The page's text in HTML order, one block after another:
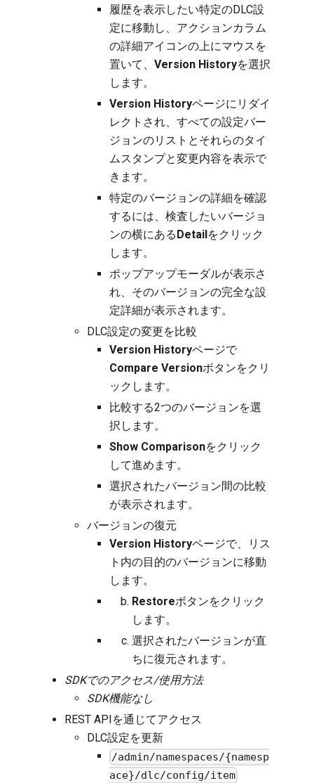
履歴を表示したい特定のDLC設
定に移動し、アクションカラム
の詳細アイコンの上にマウスを
置いて、 Version Historyを選択
します。
Version Historyページにリダイ
レクトされ、すべての設定バー
ジョンのリストとそれらのタイ
ムスタンプと変更内容を表示で
きます。
特定のバージョンの詳細を確認
するには、検査したいバージョ
ンの横にある Detail をクリック
します。
ポップアップモーダルが表示さ
れ、そのバージョンの完全な設
定詳細が表示されます。
DLC設定の変更を比較
Version Historyページで
Compare Versionボタンをクリ
ックします。
比較する2つのバージョンを選
択します。
Show Comparisonをクリック
して進めます。
選択されたバージョン間の比較
が表示されます。
バージョンの復元
Version Historyページで、リス
ト内の目的のバージョンに移動
します。
Restoreボタンをクリック
します。
選択されたバージョンが直
ちに復元されます。
SDKでのアクセス/使用方法
SDK機能なし
REST APIを通じてアクセス
DLC設定を更新
/admin/namespaces/{namesp
ace}/dlc/config/item